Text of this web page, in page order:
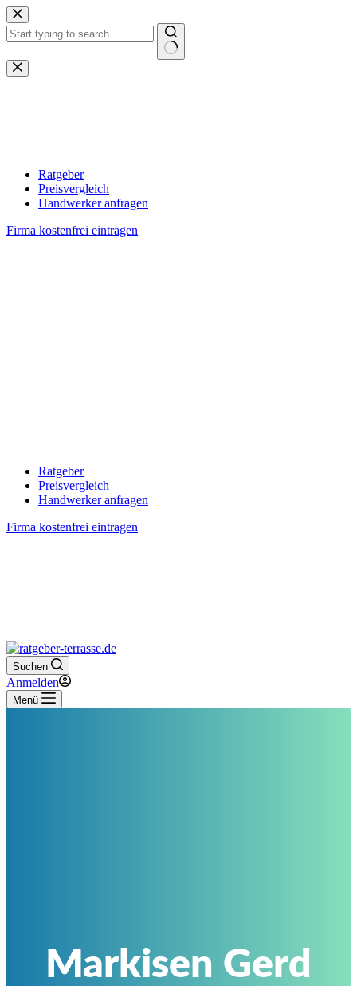
Zum
Inhalt
springen
Keine
Ergebnisse
Ratgeber
Preisvergleich
Handwerker anfragen
Firma kostenfrei eintragen
Ratgeber
Preisvergleich
Handwerker anfragen
Firma kostenfrei eintragen
Suchen
Anmelden
Menü
Markisen Gerd